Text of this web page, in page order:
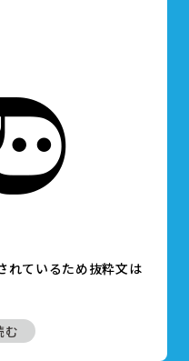
れているため抜粋文は
む